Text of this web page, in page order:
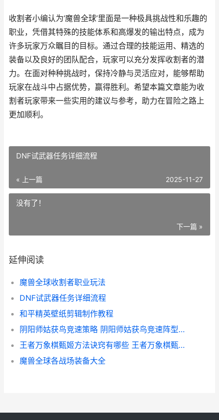
收割者小编认为‘魔兽全球’里面是一种极具挑战性和乐趣的
职业，凭借其特殊的技能体系和高爆发的输出特点，成为
许多玩家万众瞩目的目标。通过合理的技能运用、精选的
装备以及良好的团队配合，玩家可以充分发挥收割者的潜
力。在面对种种挑战时，保持冷静与灵活应对，能够帮助
玩家在战斗中占据优势，赢得胜利。希望本篇文章能为收
割者玩家带来一些实用的建议与参考，助力在冒险之路上
更加顺利。
DNF试武器任务详细流程
« 上一篇 2025-11-27
没有了！
下一篇 »
延伸阅读
魔兽全球收割者职业玩法
DNF试武器任务详细流程
和平精英壁纸剪辑制作教程
阴阳师姑获鸟竞速策略 阴阳师姑获鸟竞速阵型新鲜2025 阴阳师姑获鸟ssr
王者万象棋甄姬方法诀窍有哪些 王者万象棋甄姬方法诀窍概括 王者万象棋甄姬怎么玩
魔兽全球各战场装备大全